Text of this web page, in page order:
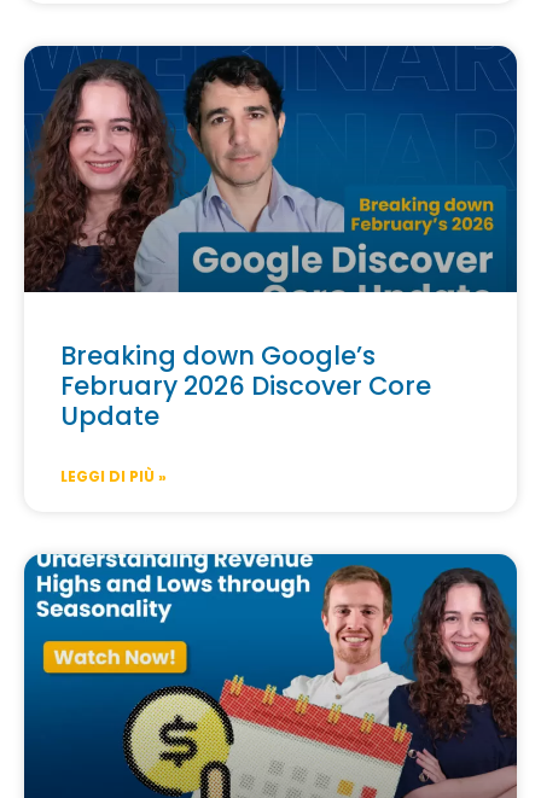
Breaking down Google’s
February 2026 Discover Core
Update
LEGGI DI PIÙ »